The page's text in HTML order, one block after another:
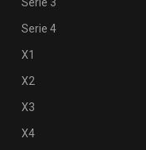
Serie 4
X1
X2
X3
X4